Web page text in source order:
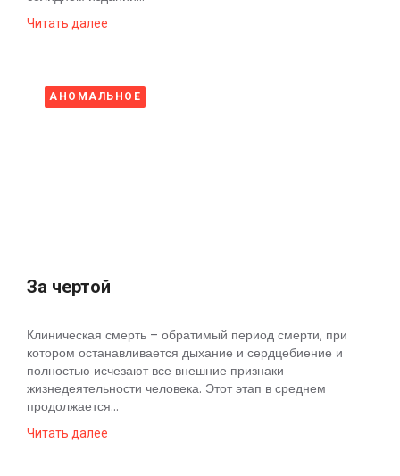
Читать далее
АНОМАЛЬНОЕ
За чертой
Клиническая смерть – обратимый период смерти, при
котором останавливается дыхание и сердцебиение и
полностью исчезают все внешние признаки
жизнедеятельности человека. Этот этап в среднем
продолжается...
Читать далее